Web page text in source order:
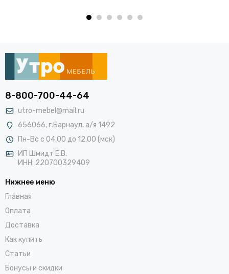
8-800-700-44-64
utro-mebel@mail.ru
656066, г.Барнаул, а/я 1492
Пн-Вс с 04.00 до 12.00 (мск)
ИП Шмидт Е.В.
ИНН: 220700329409
Нижнее меню
Главная
Оплата
Доставка
Как купить
Статьи
Бонусы и скидки